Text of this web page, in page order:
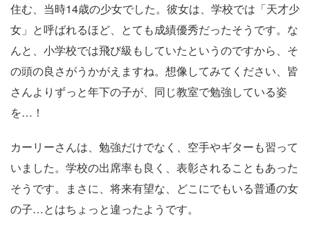
住む、当時14歳の少女でした。彼女は、学校では「天才少
女」と呼ばれるほど、とても成績優秀だったそうです。な
んと、小学校では飛び級もしていたというのですから、そ
の頭の良さがうかがえますね。想像してみてください、皆
さんよりずっと年下の子が、同じ教室で勉強している姿
を…！
カーリーさんは、勉強だけでなく、空手やギターも習って
いました。学校の出席率も良く、表彰されることもあった
そうです。まさに、将来有望な、どこにでもいる普通の女
の子…とはちょっと違ったようです。